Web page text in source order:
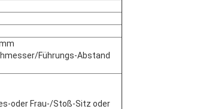
Führungs-Abstand
oder Frau-/Stoß-Sitz oder